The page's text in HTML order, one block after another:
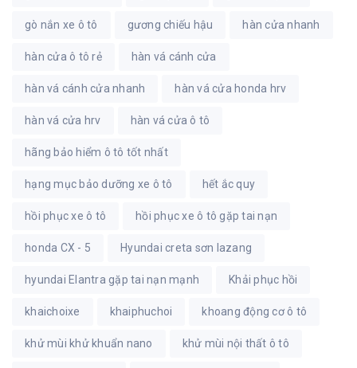
gò nắn xe ô tô gương chiếu hậu hàn cửa nhanh
hàn cửa ô tô rẻ hàn vá cánh cửa
hàn vá cánh cửa nhanh hàn vá cửa honda hrv
hàn vá cửa hrv hàn vá cửa ô tô
hãng bảo hiểm ô tô tốt nhất
hạng mục bảo dưỡng xe ô tô hết ắc quy
hồi phục xe ô tô hồi phục xe ô tô gặp tai nạn
honda CX - 5 Hyundai creta sơn lazang
hyundai Elantra gặp tai nạn mạnh Khải phục hồi
khaichoixe khaiphuchoi khoang động cơ ô tô
khử mùi khử khuẩn nano khử mùi nội thất ô tô